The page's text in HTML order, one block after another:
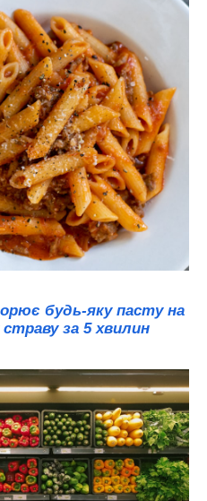
будь-яку пасту на
за 5 хвилин